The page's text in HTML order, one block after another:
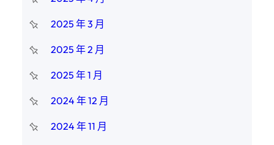
2025 年 3 月
2025 年 2 月
2025 年 1 月
2024 年 12 月
2024 年 11 月